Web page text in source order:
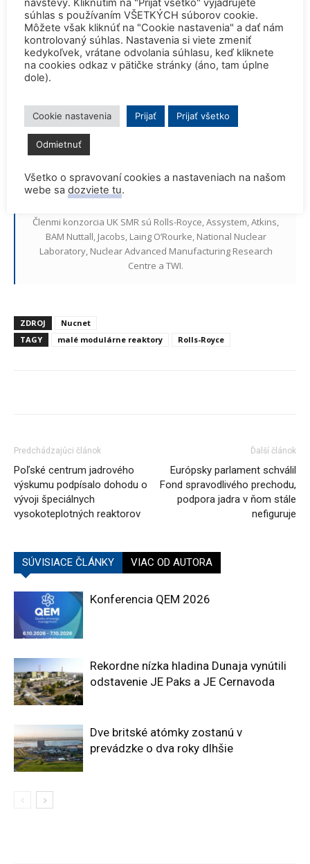
palivo sa bude skladovať na mieste elektrárne po dobu jej
životnosti.
Dizajn elektrárne znižuje náklady využitím štandardnej
jadrovej technológie používanej v 400 reaktoroch po
Komponenty sa vyrobia v moduloch v továrňach predtým,
ako sa dopravia do existujúcich jadrových zariadení na
rýchlu montáž v priestore odolnom proti poveternostným
vplyvom.
Členmi konzorcia UK SMR sú Rolls-Royce, Assystem, Atkins,
BAM Nuttall, Jacobs, Laing O’Rourke, National Nuclear
Laboratory, Nuclear Advanced Manufacturing Research
Centre a TWI.
ZDROJ
Nucnet
TAGY
malé modulárne reaktory Rolls-Royce
Predchádzajúci článok
Poľské centrum jadrového
výskumu podpísalo dohodu o
vývoji špeciálnych
vysokoteplotných reaktorov
Ďalší článok
Európsky parlament schválil
Fond spravodlivého prechodu,
podpora jadra v ňom stále
nefiguruje
SÚVISIACE ČLÁNKY VIAC OD AUTORA
Konferencia QEM 2026
Rekordne nízka hladina Dunaja vynútili
odstavenie JE Paks a JE Cernavoda
Dve britské atómky zostanú v
prevádzke o dva roky dlhšie
súhlas s používaním VŠETKÝCH súborov cookie.
Môžete však kliknúť na "Cookie nastavenia" a dať nám
kontrolovaný súhlas. Nastavenia si viete zmeniť
kedykoľvek, vrátane odvolania súhlasu, keď kliknete
na cookies odkaz v pätičke stránky (áno, tam úplne
dole).
Cookie nastavenia Prijať Prijať všetko
Odmietnuť
Všetko o spravovaní cookies a nastaveniach na našom
webe sa dozviete tu.